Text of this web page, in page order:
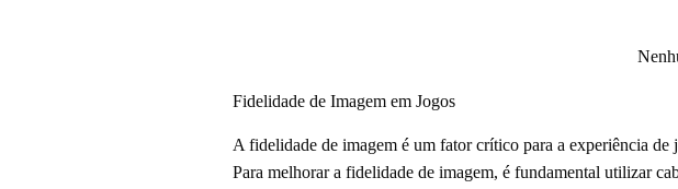
Fidelidade de Imagem em Jogos
A fidelidade de imagem é um fator crítico para a experiência
Para melhorar a fidelidade de imagem, é fundamental utilizar